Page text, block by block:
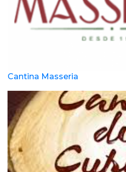
Cantina Masseria